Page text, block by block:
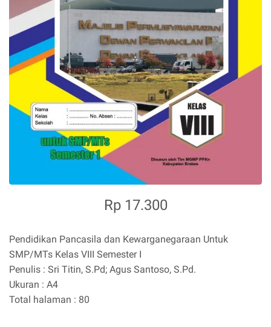
Rp 17.300
Pendidikan Pancasila dan Kewarganegaraan Untuk
SMP/MTs Kelas VIII Semester I
Penulis : Sri Titin, S.Pd; Agus Santoso, S.Pd.
Ukuran : A4
Total halaman : 80